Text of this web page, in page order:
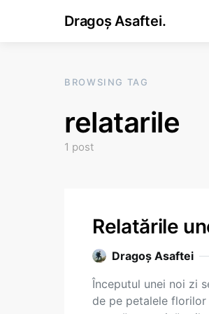
Dragoș Asaftei.
BROWSING TAG
relatarile
1 post
Relatările
Dragoş Asaftei
Începutul unei noi zi
de pe petalele